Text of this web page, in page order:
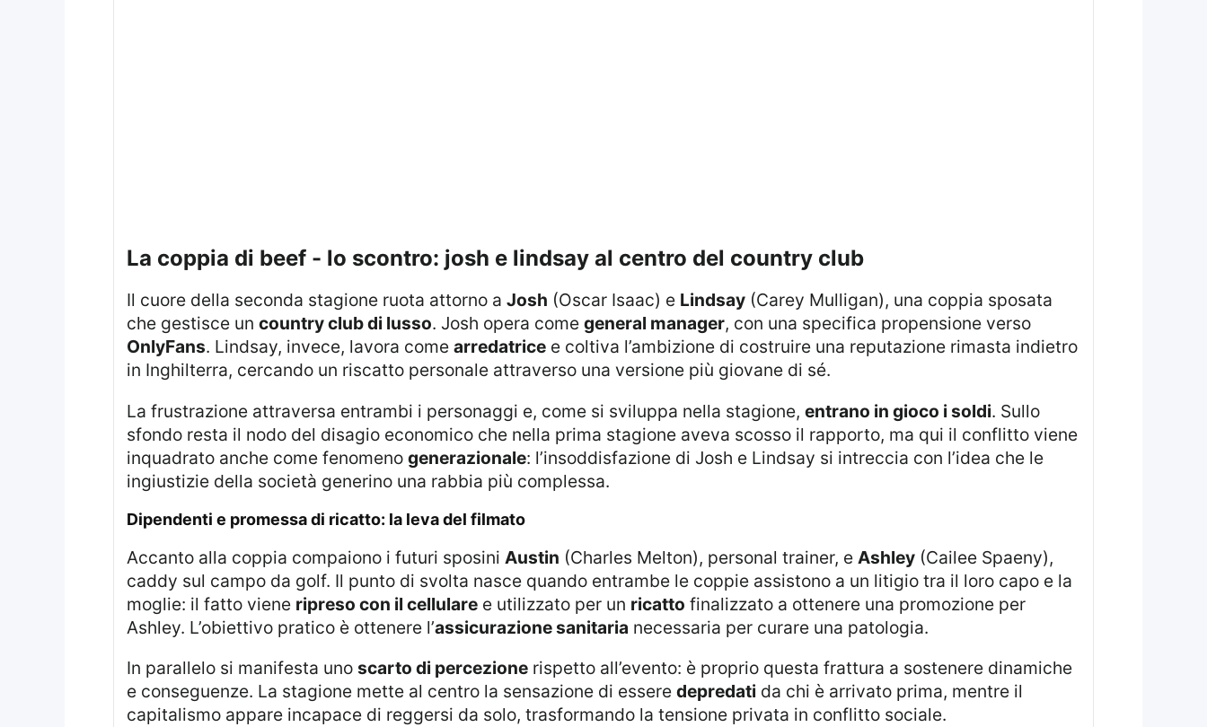
la coppia di beef - lo scontro: josh e lindsay al centro del country club
Il cuore della seconda stagione ruota attorno a Josh (Oscar Isaac) e Lindsay(Carey Mulligan), una coppia sposata
che gestisce un country club di lusso. Josh opera come general manager, con una specifica propensione verso
OnlyFans. Lindsay, invece, lavora come arredatricee coltiva l’ambizione di costruire una reputazione rimasta indietro
in Inghilterra, cercando un riscatto personale attraverso una versione più giovane di sé.
La frustrazione attraversa entrambi i personaggi e, come si sviluppa nella stagione, entrano in gioco i soldi. Sullo
sfondo resta il nodo del disagio economico che nella prima stagione aveva scosso il rapporto, ma qui il conflitto viene
inquadrato anche come fenomeno generazionale: l’insoddisfazione di Josh e Lindsay si intreccia con l’idea che le
ingiustizie della società generino una rabbia più complessa.
dipendenti e promessa di ricatto: la leva del filmato
Accanto alla coppia compaiono i futuri sposini Austin (Charles Melton), personal trainer, e Ashley(Cailee Spaeny),
caddy sul campo da golf. Il punto di svolta nasce quando entrambe le coppie assistono a un litigio tra il loro capo e la
moglie: il fatto viene ripreso con il cellularee utilizzato per un ricatto finalizzato a ottenere una promozione per
Ashley. L’obiettivo pratico è ottenere l’assicurazione sanitaria necessaria per curare una patologia.
In parallelo si manifesta uno scarto di percezionerispetto all’evento: è proprio questa frattura a sostenere dinamiche
e conseguenze. La stagione mette al centro la sensazione di essere depredati da chi è arrivato prima, mentre il
capitalismo appare incapace di reggersi da solo, trasformando la tensione privata in conflitto sociale.